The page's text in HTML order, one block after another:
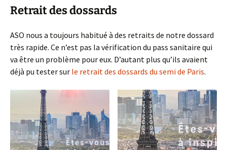
Retrait des dossards
ASO nous a toujours habitué à des retraits de notre dossard
très rapide. Ce n’est pas la vérification du pass sanitaire qui
va être un problème pour eux. D’autant plus qu’ils avaient
déjà pu tester sur le retrait des dossards du semi de Paris.